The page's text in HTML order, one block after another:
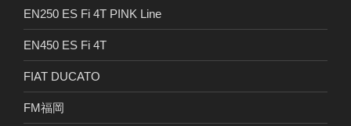
EN250 ES Fi 4T PINK Line
EN450 ES Fi 4T
FIAT DUCATO
FM福岡